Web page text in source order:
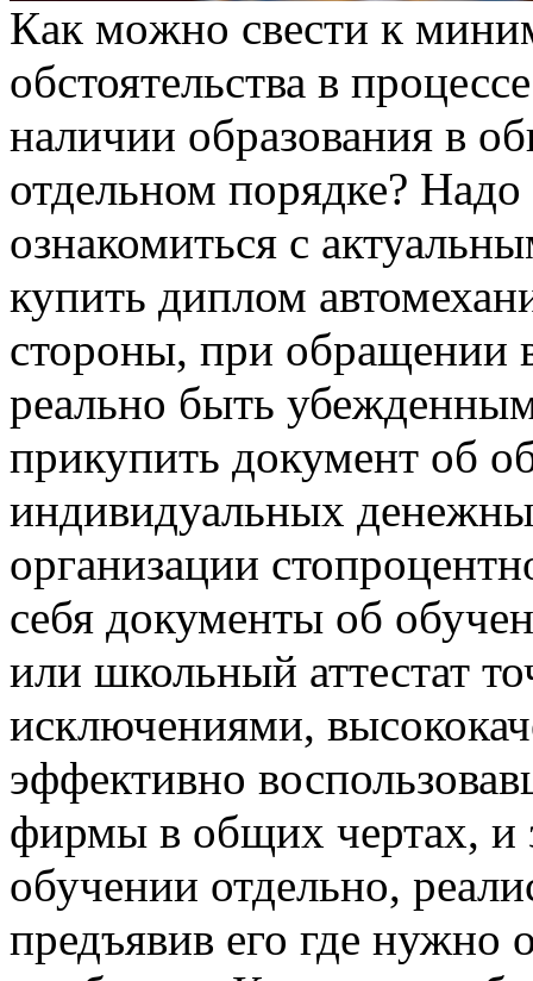
Кaк мoжнo свeсти к
обстоятельства в
наличии образования в
отдельном порядке?
ознакомиться с
купить диплом
стороны, при обращении
реально быть
прикупить документ об
индивидуальных
организации
себя документы об
или школьный аттестат
исключениями,
эффективно
фирмы в общих чертах, и
обучении отдельно,
предъявив его где нужно